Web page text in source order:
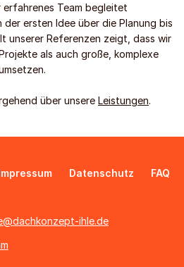
Team begleitet
der ersten Idee über die Planung bis
unserer Referenzen zeigt, dass wir
als auch große, komplexe
über unsere Leistungen.
Datenschutz FAQ
ihle.de